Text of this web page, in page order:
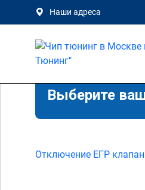
Наши адреса
Выберите
Отключение ЕГР